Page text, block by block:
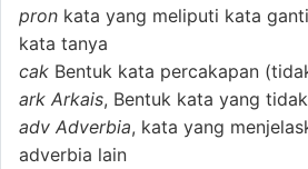
pron kata yang meliputi kata
kata tanya
cak Bentuk kata percakapan
ark Arkais, Bentuk kata yang
adv Adverbia, kata yang
adverbia lain